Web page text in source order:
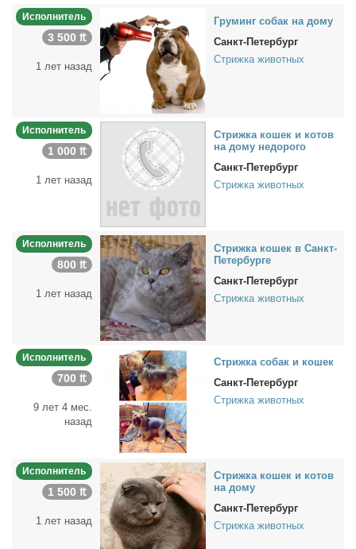
Исполнитель
3 500 ₶
1 лет назад
Гру­минг со­бак на до­му
Санкт-Петербург
Стрижка животных
Исполнитель
1 000 ₶
1 лет назад
Стриж­ка ко­шек и ко­тов
на до­му недо­ро­го
Санкт-Петербург
Стрижка животных
Исполнитель
800 ₶
1 лет назад
Стриж­ка ко­шек в Санкт-
Пе­тер­бур­ге
Санкт-Петербург
Стрижка животных
Исполнитель
700 ₶
9 лет 4 мес.
назад
Стриж­ка со­бак и ко­шек
Санкт-Петербург
Стрижка животных
Исполнитель
1 500 ₶
1 лет назад
Стриж­ка ко­шек и ко­тов
на до­му
Санкт-Петербург
Стрижка животных